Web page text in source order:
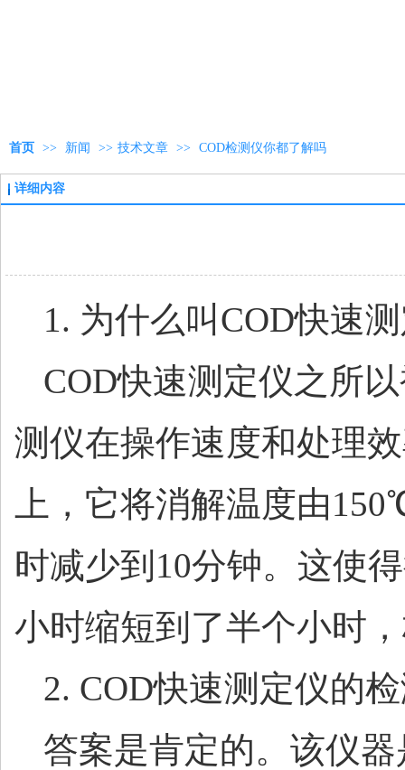
首页 >> 新闻 >> 技术文章 >> COD检测仪你都了解吗
详细内容
1. 为什么叫COD快速
COD快速测定仪之所
测仪在操作速度和处理
上，它将消解温度由
时减少到10分钟。这使
小时缩短到了半个小时
2. COD快速测定仪的
答案是肯定的。该仪